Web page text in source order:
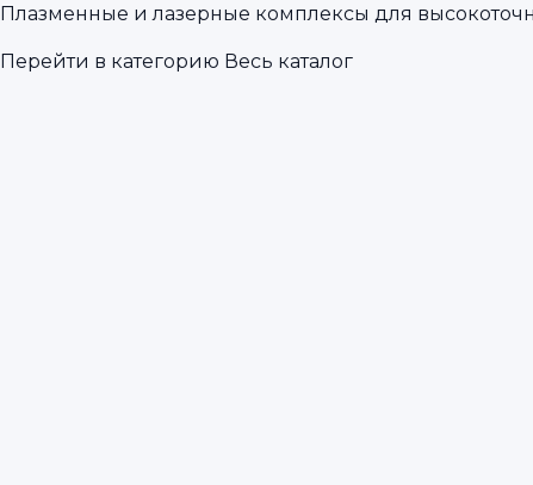
Плазменные и лазерные комплексы для
Перейти в категорию Весь каталог